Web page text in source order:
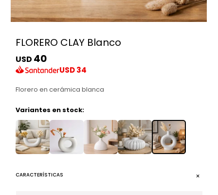
FLORERO CLAY Blanco
USD 40
USD34
Florero en cerámica blanca
Variantes en stock:
CARACTERÍSTICAS